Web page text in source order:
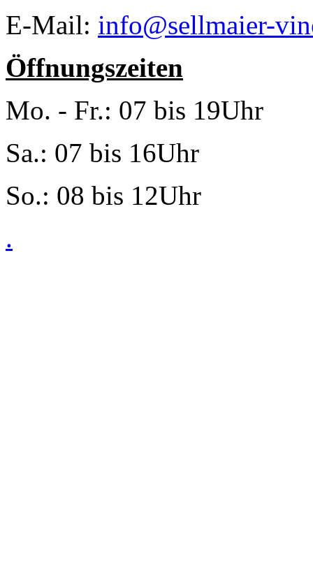
E-Mail: info@sellmaier-
Öffnungszeiten
Mo. - Fr.: 07 bis 19Uhr
Sa.: 07 bis 16Uhr
So.: 08 bis 12Uhr
.